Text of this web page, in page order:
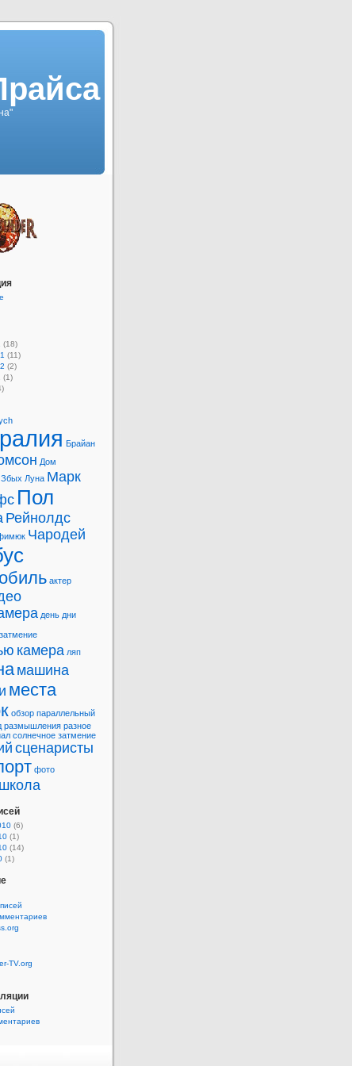
(18)
(11)
(2)
(1)
Брайан
Дом
Збых Луна Марк
Пол
Рейнолдс
Чародей
актер
день дни
затмение
камера ляп
машина
места
обзор параллельный
размышления разное
солнечное затмение
сценаристы
фото
школа
(6)
(1)
(14)
(1)
TV.org